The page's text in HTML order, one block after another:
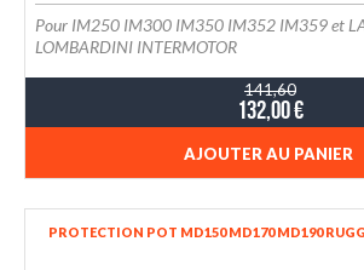
Pour IM250 IM300 IM350 IM352 IM359 et
LOMBARDINI INTERMOTOR
141,60
132,00 €
AJOUTER AU PANIER
PROTECTION POT MD150 MD170 MD190